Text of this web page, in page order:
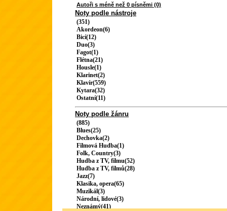
Autoři s méně než 0 písněmi (0)
Noty podle nástroje
(351)
Akordeon(6)
Bicí(12)
Duo(3)
Fagot(1)
Flétna(21)
Housle(1)
Klarinet(2)
Klavír(559)
Kytara(32)
Ostatní(11)
Noty podle žánru
(885)
Blues(25)
Dechovka(2)
Filmová Hudba(1)
Folk, Country(3)
Hudba z TV, filmu(52)
Hudba z TV, filmů(28)
Jazz(7)
Klasika, opera(65)
Muzikál(3)
Národní, lidové(3)
Neznámý(41)